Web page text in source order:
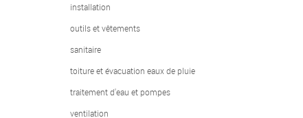
installation
outils et vêtements
sanitaire
toiture et évacuation eaux de pluie
traitement d'eau et pompes
ventilation